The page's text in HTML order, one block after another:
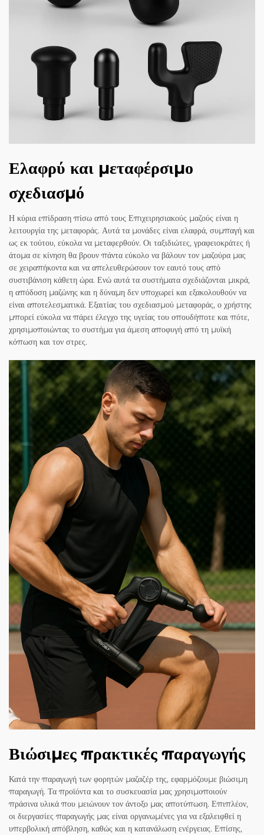
Ελαφρύ και μεταφέρσιμο
σχεδιασμό
Η κύρια επίδραση πίσω από τους Επιχειρησιακούς μαζούς είναι η
λειτουργία της μεταφοράς. Αυτά τα μονάδες είναι ελαφρά, συμπαγή και
ως εκ τούτου, εύκολα να μεταφερθούν. Οι ταξιδιώτες, γραφειοκράτες ή
άτομα σε κίνηση θα βρουν πάντα εύκολο να βάλουν τον μαζούρα μας
σε χειραπήκοντα και να απελευθερώσουν τον εαυτό τους από
συστιβάνιση κάθετη ώρα. Ενώ αυτά τα συστήματα σχεδιάζονται μικρά,
η απόδοση μαζώνης και η δύναμη δεν υποχωρεί και εξακολουθούν να
είναι αποτελεσματικά. Εξαιτίας του σχεδιασμού μεταφοράς, ο χρήστης
μπορεί εύκολα να πάρει έλεγχο της υγείας του οπουδήποτε και πότε,
χρησιμοποιώντας το συστήμα για άμεση αποφυγή από τη μυϊκή
κόπωση και τον στρες.
Βιώσιμες πρακτικές παραγωγής
Κατά την παραγωγή των φορητών μαζαζέρ της, εφαρμόζουμε βιώσιμη
παραγωγή. Τα προϊόντα και το συσκευασία μας χρησιμοποιούν
πράσινα υλικά που μειώνουν τον άντοξο μας αποτύπωση. Επιπλέον,
οι διεργασίες παραγωγής μας είναι οργανωμένες για να εξαλειφθεί η
υπερβολική απόβληση, καθώς και η κατανάλωση ενέργειας. Επίσης,